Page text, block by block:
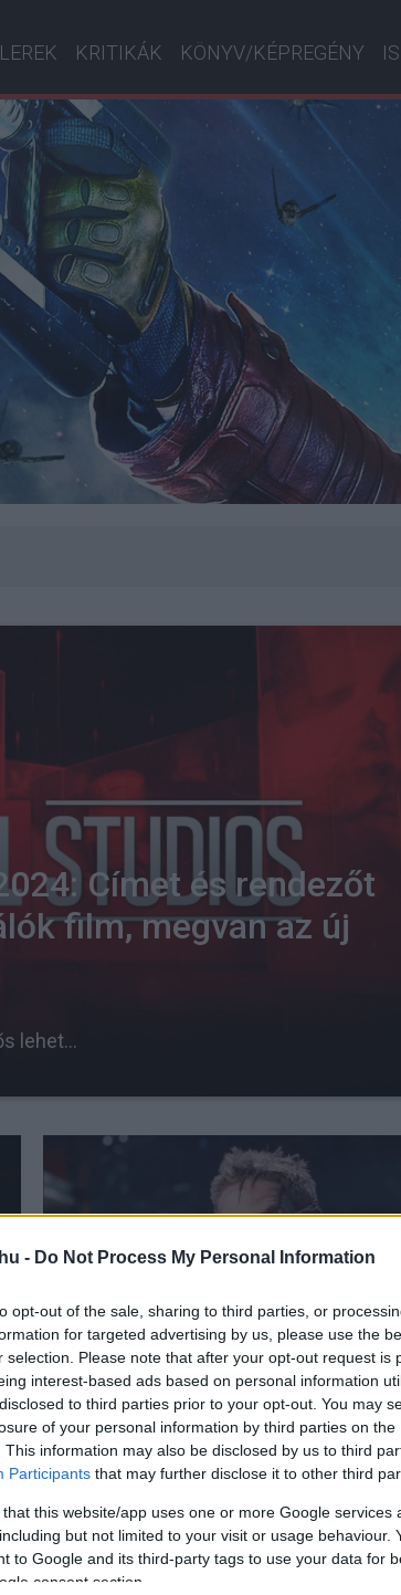
- Do Not Process My Personal Information
opt-out of the sale, sharing to third parties, or
for targeted advertising by us, please use the
selection. Please note that after your opt-out request is
interest-based ads based on personal information
to third parties prior to your opt-out. You may
of your personal information by third parties on the
This information may also be disclosed by us to third
Participants that may further disclose it to other third
that this website/app uses one or more Google services
but not limited to your visit or usage behaviour.
to Google and its third-party tags to use your data for
consent section.
KRITIKÁK KÖNYV/KÉPREGÉNY
Címet és rendezőt
film, megvan az új
lehet...
Homokszem a gépezetben - A
casting-baklövések